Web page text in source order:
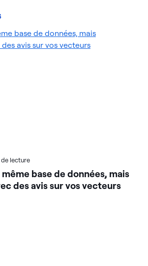
Les organisations font
données d'Actian pour
environnements de données
de lecture
même base de données, mais
des avis sur vos vecteurs